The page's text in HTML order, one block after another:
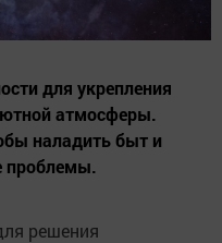
для укрепления
атмосферы.
наладить быт и
проблемы.
решения